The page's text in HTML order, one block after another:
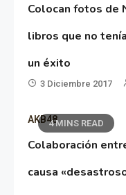
Colocan fotos de
libros que no
un éxito
3 Diciembre 2017
4 MINS READ
AKB48
Colaboración
causa